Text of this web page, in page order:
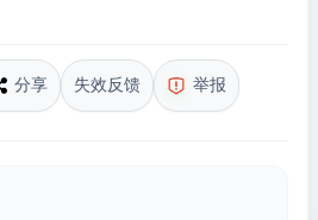
分享 失效反馈 举报